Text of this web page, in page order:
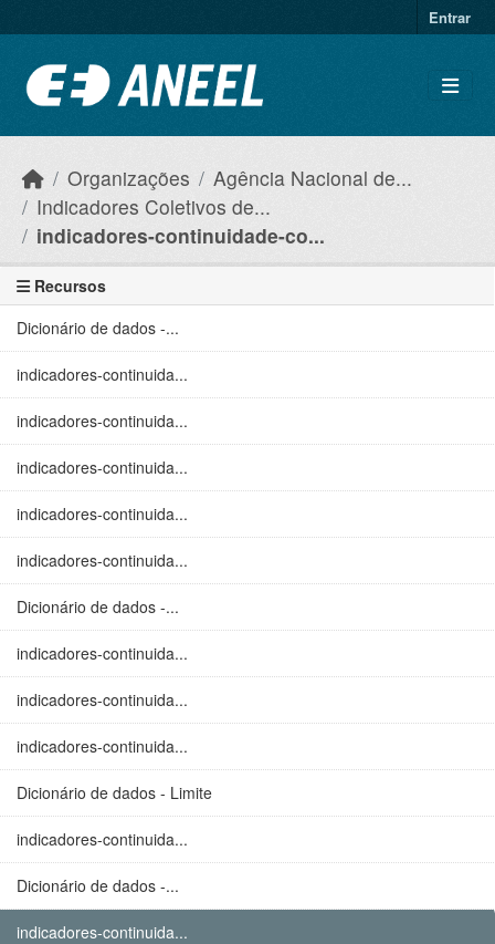
Entrar
Organizações
Agência Nacional de...
Indicadores Coletivos de...
indicadores-continuidade-co...
Recursos
Dicionário de dados -...
indicadores-continuida...
indicadores-continuida...
indicadores-continuida...
indicadores-continuida...
indicadores-continuida...
Dicionário de dados -...
indicadores-continuida...
indicadores-continuida...
indicadores-continuida...
Dicionário de dados - Limite
indicadores-continuida...
Dicionário de dados -...
indicadores-continuida...